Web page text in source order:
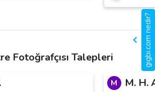
Fotoğrafçısı Talepleri
M M. H.
gigbi.com nedir?